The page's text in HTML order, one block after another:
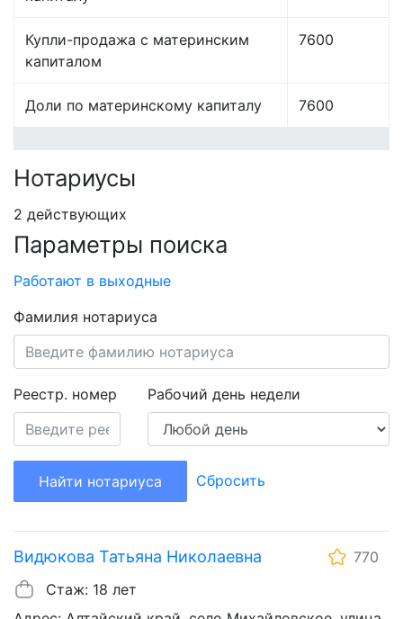
Купли-продажа с материнским
капиталом
7600
Доли по материнскому капиталу 7600
Нотариусы
2 действующих
Параметры поиска
Работают в выходные
Фамилия нотариуса
Реестр. номер Рабочий день недели
Найти нотариуса Сбросить
Видюкова Татьяна Николаевна
770
Стаж: 18 лет